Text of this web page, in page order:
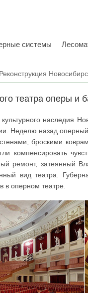
системы
театра оперы и
наследия
Неделю назад
броскими
компенсировать
ремонт, затеянный
вид театра.
в оперном театре.